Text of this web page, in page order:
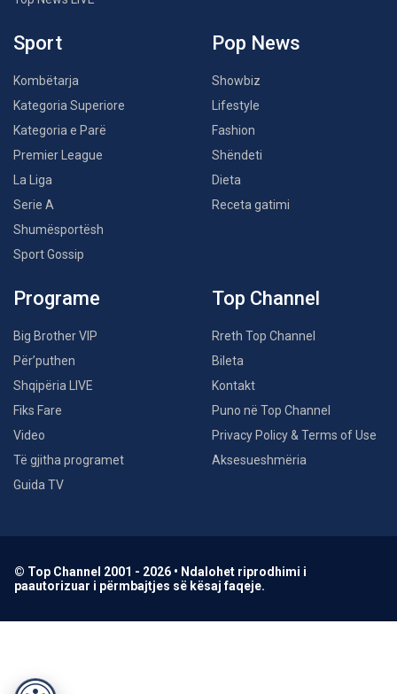
Sport
Kombëtarja
Kategoria Superiore
Kategoria e Parë
Premier League
La Liga
Serie A
Shumësportësh
Sport Gossip
Pop News
Showbiz
Lifestyle
Fashion
Shëndeti
Dieta
Receta gatimi
Programe
Big Brother VIP
Për’puthen
Shqipëria LIVE
Fiks Fare
Video
Të gjitha programet
Guida TV
Top Channel
Rreth Top Channel
Bileta
Kontakt
Puno në Top Channel
Privacy Policy & Terms of Use
Aksesueshmëria
© Top Channel 2001 - 2026 • Ndalohet riprodhimi i
paautorizuar i përmbajtjes së kësaj faqeje.